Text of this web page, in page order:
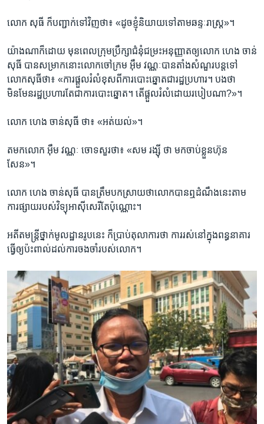
លោក​ សុធី​ ក៏​បញ្ជាក់​ទៅ​វិញ​ថា៖ «ដូច​ខ្ញុំ​និយាយ​ទៅ​តាម​ឆន្ទៈ​រាស្ត្រ»។
យ៉ាង​ណា​ក៏​ដោយ​ មុន​ពេល​ក្រុមប្រឹក្សា​ជំនុំជម្រះ​អនុញ្ញាត​ឲ្យ​លោក ហេង ចាន់​
សុធី បាន​សម្រាក​នោះ​លោក​ចៅក្រម ​អ៊ឹម វណ្ណៈ​បាន​តាំង​សំណួរ​បន្ត​ទៅ​
លោក​សុធី​ថា៖ «ការ​ផ្តួល​រំលំ​ខុស​ពី​ការ​បោះឆ្នោត​ជា​រដ្ឋ​ប្រហារ។ បង​ថា​
មិនមែន​រដ្ឋប្រហារ​តែ​ជា​ការ​បោះឆ្នោត។ តើ​ផ្តួល​រំលំ​ដោយ​របៀប​ណា?»។
លោក ហេង ចាន់សុធី ថា៖ «អត់​យល់»។
តមក​លោក ​អ៊ឹម វណ្ណៈ​ ចោទ​សួរ​ថា៖​ «សម រង្ស៊ី​ ថា​ មក​ចាប់​ខ្លួន​ហ៊ុន​
សែន»។
លោក​ ហេង ចាន់សុធី​ បាន​ត្រឹម​បក​ស្រាយ​ថា​លោក​បាន​ឮ​ដំណឹង​នេះ​តាម​
ការ​ផ្សាយ​របស់​វិទ្យុ​អាស៊ីសេរី​តែ​ប៉ុណ្ណោះ។​
អតីត​មន្ត្រី​ថ្នាក់​មូលដ្ឋាន​រូប​នេះ ក៏​ប្រាប់​តុលា​ការ​ថា ការ​រស់​នៅ​ក្នុង​ពន្ធនាគារ​
ធ្វើ​ឲ្យ​ប៉ះពាល់​ដល់​ការចងចាំ​របស់លោក។